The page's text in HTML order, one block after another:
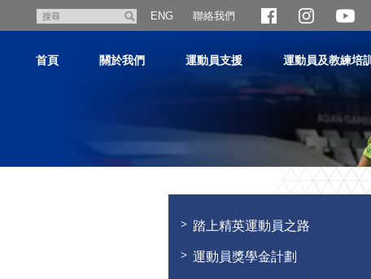
尋
ENG 聯絡我們
首頁 關於我們 運動員支援 運動員及教練培訓
踏上精英運動員之路
運動員獎學金計劃